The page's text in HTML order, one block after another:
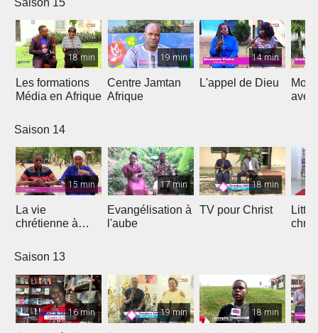
Saison 15
18 min
Les formations
Média en Afrique
19 min
Centre Jamtan
Afrique
14 min
L'appel de Dieu
Mon
avec
Saison 14
15 min
La vie
chrétienne à
17 min
Evangélisation à
l'aube
18 min
TV pour Christ
Saison 13
16 min 19 min 18 min